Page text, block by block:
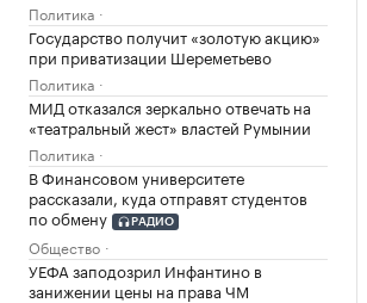
Политика
Государство получит «золотую акцию»
при приватизации Шереметьево
Политика
МИД отказался зеркально отвечать на
«театральный жест» властей Румынии
Политика
В Финансовом университете
рассказали, куда отправят студентов
по обмену
РАДИО
Общество
УЕФА заподозрил Инфантино в
занижении цены на права ЧМ